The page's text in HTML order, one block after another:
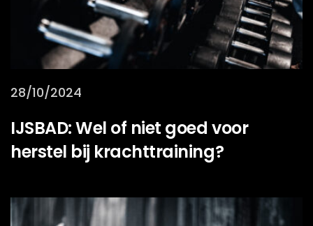
28/10/2024
IJSBAD: Wel of niet goed voor
herstel bij krachttraining?